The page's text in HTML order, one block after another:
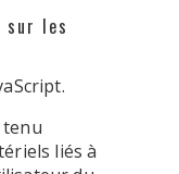
les
liés à